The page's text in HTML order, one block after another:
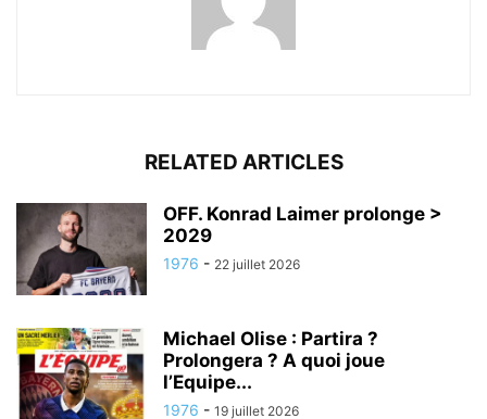
RELATED ARTICLES
OFF. Konrad Laimer prolonge >
2029
1976 - 22 juillet 2026
Michael Olise : Partira ?
Prolongera ? A quoi joue
l’Equipe...
1976 - 19 juillet 2026